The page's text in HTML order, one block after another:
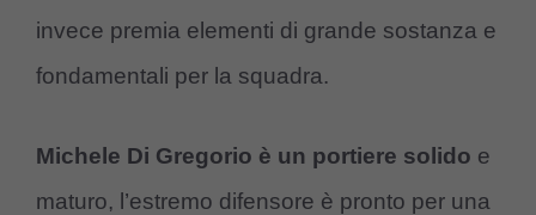
invece premia elementi di grande sostanza e
fondamentali per la squadra.
Michele Di Gregorio è un portiere solido e
maturo, l’estremo difensore è pronto per una